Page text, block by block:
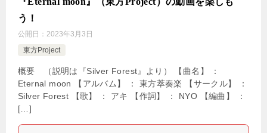
う！
公開日： 2023年3月3日
東方Project
概要 （説明は『Silver Forest』より） 【曲名】 ：
Eternal moon 【アルバム】 ： 東方萃奏楽 【サークル】 ：
Silver Forest 【歌】 ： アキ 【作詞】 ： NYO 【編曲】 ：
[…]